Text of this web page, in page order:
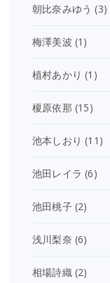
朝比奈みゆう (3)
梅澤美波 (1)
植村あかり (1)
榎原依那 (15)
池本しおり (11)
池田レイラ (6)
池田桃子(2)
浅川梨奈 (6)
相場詩織(2)